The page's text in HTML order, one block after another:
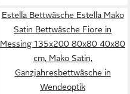
Estella Bettwäsche Estella Mako
Satin Bettwäsche Fiore in
Messing 135x200 80x80 40x80
cm, Mako Satin,
Ganzjahresbettwäsche in
Wendeoptik